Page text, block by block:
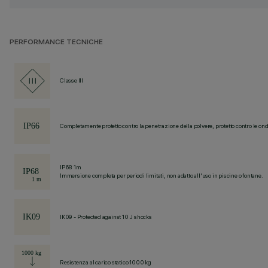
PERFORMANCE TECNICHE
Classe III
Completamente protetto contro la penetrazione della polvere, protetto contro le
IP68 1m
Immersione completa per periodi limitati, non adatto all'uso in piscine o fontane.
IK09 - Protected against 10 J shocks
Resistenza al carico statico 1000 kg